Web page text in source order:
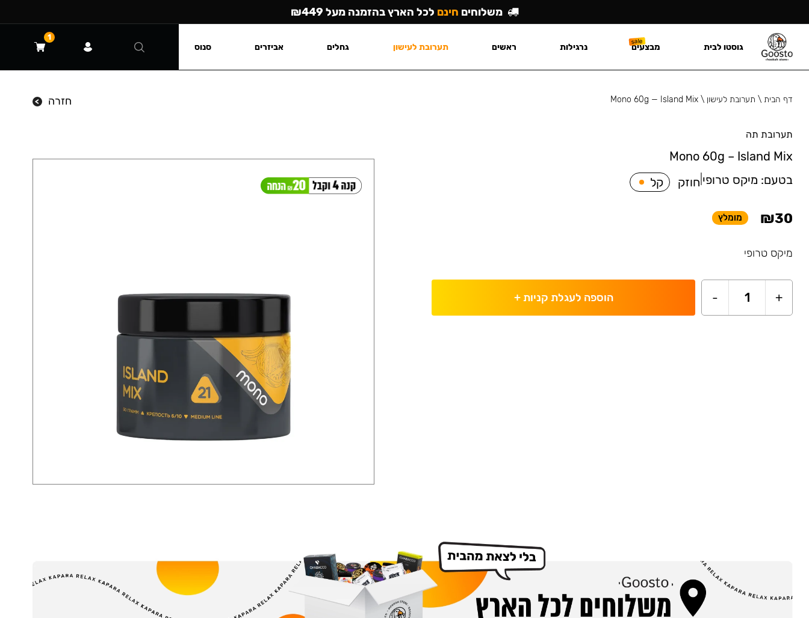
דף הבית\ תערובת לעישון \
Mono 60g — Island Mix חזרה
תערובת תה
Mono 60g – Island Mix
בטעם: מיקס טרופי חוזק קל
₪30 מומלץ
מיקס טרופי
+
1
- הוספה לעגלת קניות+
משלוחים חינם לכל הארץ בהזמנה מעל ₪449
גוסטו לבית מבצעים נרגילות ראשים תערובת לעישון גחלים אביזרים סנוס
1